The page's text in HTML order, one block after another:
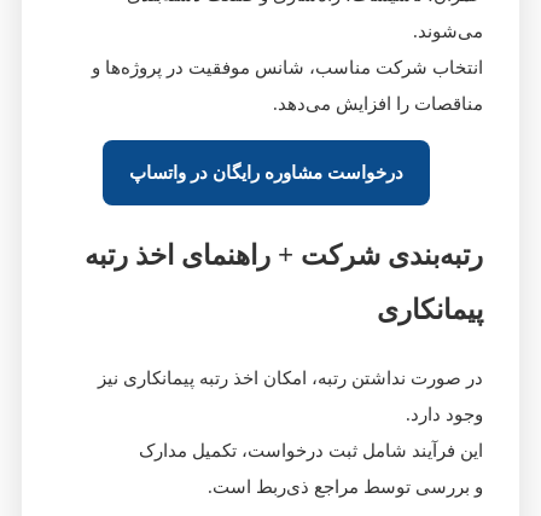
می‌شوند.
انتخاب شرکت مناسب، شانس موفقیت در پروژه‌ها و
مناقصات را افزایش می‌دهد.
درخواست مشاوره رایگان در واتساپ
رتبه‌بندی شرکت + راهنمای اخذ رتبه
پیمانکاری
در صورت نداشتن رتبه، امکان اخذ رتبه پیمانکاری نیز
وجود دارد.
این فرآیند شامل ثبت درخواست، تکمیل مدارک
و بررسی توسط مراجع ذی‌ربط است.